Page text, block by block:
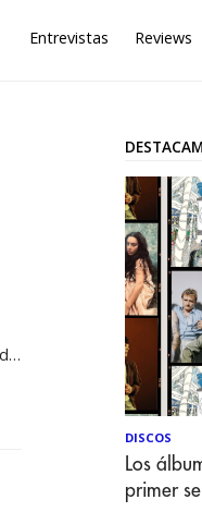
Entrevistas Reviews
DISCOS
Los
primer